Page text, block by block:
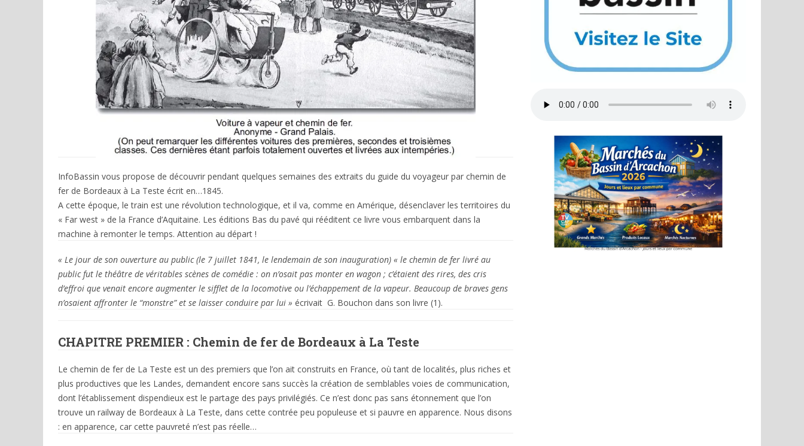
InfoBassin vous propose de découvrir pendant quelques semaines des extraits du guide du voyageur par chemin de
fer de Bordeaux à La Teste écrit en…1845.
A cette époque, le train est une révolution technologique, et il va, comme en Amérique, désenclaver les territoires du
« Far west » de la France d’Aquitaine. Les éditions Bas du pavé qui rééditent ce livre vous embarquent dans la
machine à remonter le temps. Attention au départ !
« Le jour de son ouverture au public (le 7 juillet 1841, le lendemain de son inauguration) « le chemin de fer livré au
public fut le théâtre de véritables scènes de comédie : on n’osait pas monter en wagon ; c’étaient des rires, des cris
d’effroi que venait encore augmenter le sifflet de la locomotive ou l’échappement de la vapeur. Beaucoup de braves gens
n’osaient affronter le “monstre” et se laisser conduire par lui » écrivait G. Bouchon dans son livre (1).
CHAPITRE PREMIER : Chemin de fer de Bordeaux à La Teste
Le chemin de fer de La Teste est un des premiers que l’on ait construits en France, où tant de localités, plus riches et
plus productives que les Landes, demandent encore sans succès la création de semblables voies de communication,
dont l’établissement dispendieux est le partage des pays privilégiés. Ce n’est donc pas sans étonnement que l’on
trouve un railway de Bordeaux à La Teste, dans cette contrée peu populeuse et si pauvre en apparence. Nous disons
: en apparence, car cette pauvreté n’est pas réelle…